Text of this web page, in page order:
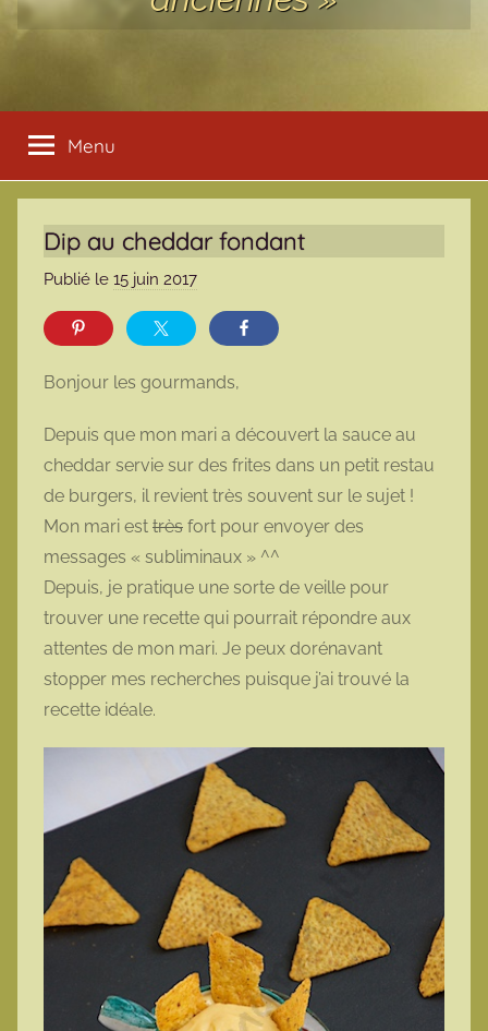
Menu
Dip au cheddar fondant
Publié le 15 juin 2017
a
o
t
t
e
Bonjour les gourmands,
Depuis que mon mari a découvert la sauce au
cheddar servie sur des frites dans un petit restau
de burgers, il revient très souvent sur le sujet !
Mon mari est très fort pour envoyer des
messages « subliminaux » ^^
Depuis, je pratique une sorte de veille pour
trouver une recette qui pourrait répondre aux
attentes de mon mari. Je peux dorénavant
stopper mes recherches puisque j’ai trouvé la
recette idéale.